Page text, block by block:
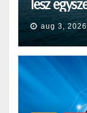
aug 3, 2026